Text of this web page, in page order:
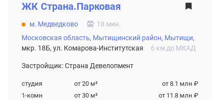
ЖК Страна.Парковая
м. Медведково
18 мин.
Московская область, Мытищинский район, Мытищи,
мкр. 18Б, ул. Комарова-Институтская
6 км до МКАД
Застройщик: Страна Девелопмент
студия от 20 м²
от 8.1 млн ₽
1-комн
от 30 м²
от 11.8 млн ₽